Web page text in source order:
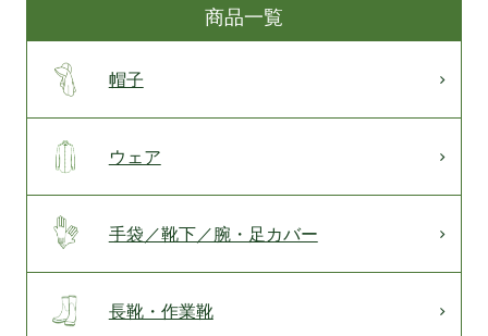
商品一覧
帽子
ウェア
手袋／靴下／腕・足カバー
長靴・作業靴